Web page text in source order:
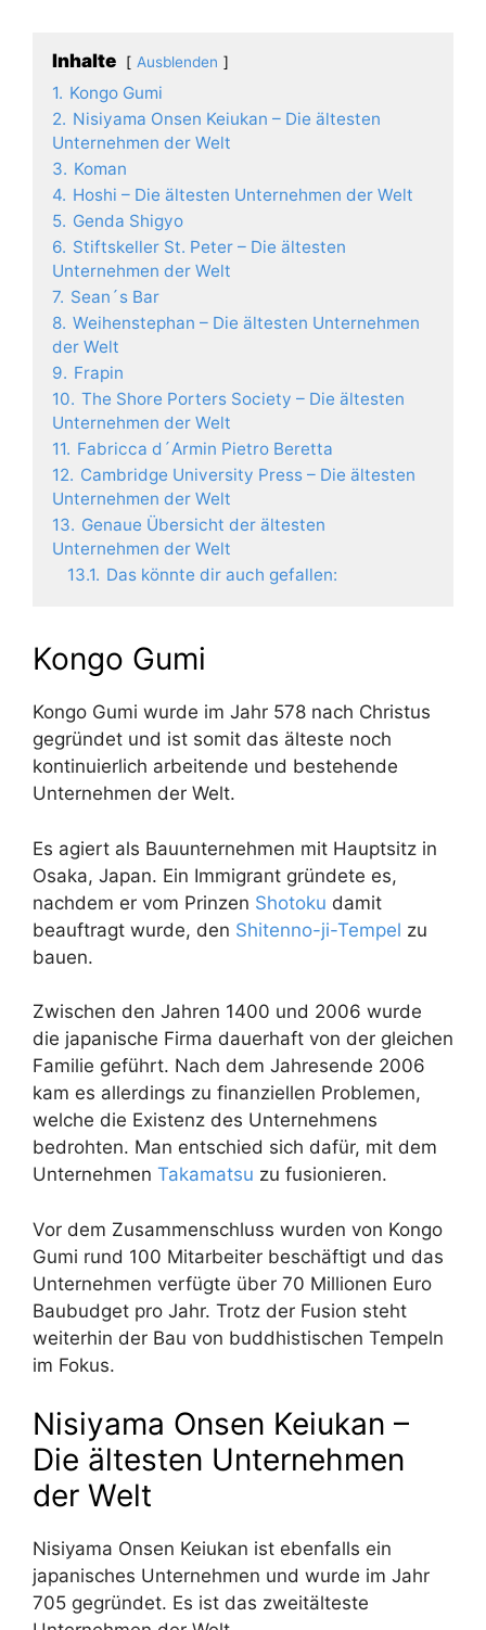
Inhalte Ausblenden
1. Kongo Gumi
2. Nisiyama Onsen Keiukan – Die ältesten
Unternehmen der Welt
3. Koman
4. Hoshi – Die ältesten Unternehmen der Welt
5. Genda Shigyo
6. Stiftskeller St. Peter – Die ältesten
Unternehmen der Welt
7. Sean´s Bar
8. Weihenstephan – Die ältesten Unternehmen
der Welt
9. Frapin
10. The Shore Porters Society – Die ältesten
Unternehmen der Welt
11. Fabricca d´Armin Pietro Beretta
12. Cambridge University Press – Die ältesten
Unternehmen der Welt
13. Genaue Übersicht der ältesten
Unternehmen der Welt
13.1. Das könnte dir auch gefallen:
Kongo Gumi
Kongo Gumi wurde im Jahr 578 nach Christus
gegründet und ist somit das älteste noch
kontinuierlich arbeitende und bestehende
Unternehmen der Welt.
Es agiert als Bauunternehmen mit Hauptsitz in
Osaka, Japan. Ein Immigrant gründete es,
nachdem er vom Prinzen Shotoku damit
beauftragt wurde, den Shitenno-ji-Tempel zu
bauen.
Zwischen den Jahren 1400 und 2006 wurde
die japanische Firma dauerhaft von der gleichen
Familie geführt. Nach dem Jahresende 2006
kam es allerdings zu finanziellen Problemen,
welche die Existenz des Unternehmens
bedrohten. Man entschied sich dafür, mit dem
Unternehmen Takamatsu zu fusionieren.
Vor dem Zusammenschluss wurden von Kongo
Gumi rund 100 Mitarbeiter beschäftigt und das
Unternehmen verfügte über 70 Millionen Euro
Baubudget pro Jahr. Trotz der Fusion steht
weiterhin der Bau von buddhistischen Tempeln
im Fokus.
Nisiyama Onsen Keiukan –
Die ältesten Unternehmen
der Welt
Nisiyama Onsen Keiukan ist ebenfalls ein
japanisches Unternehmen und wurde im Jahr
705 gegründet. Es ist das zweitälteste